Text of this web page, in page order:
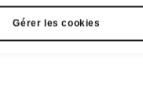
Gérer les cookies